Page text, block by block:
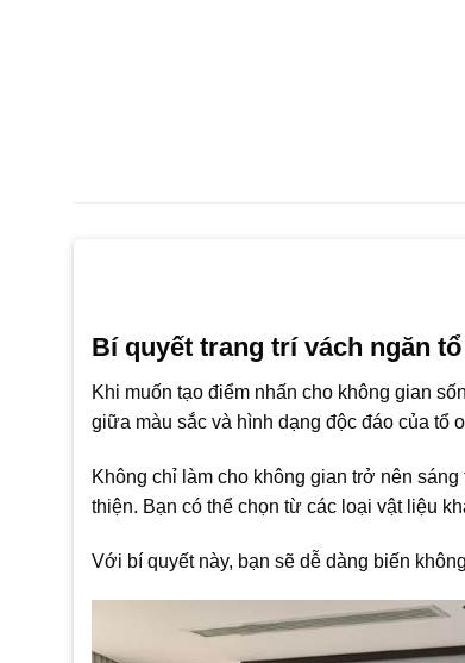
Bí quyết trang trí vách ngăn
Khi muốn tạo điểm nhấn cho không gian
giữa màu sắc và hình dạng độc đáo của tổ
Không chỉ làm cho không gian trở nên
thiện. Bạn có thể chọn từ các loại vật liệu
Với bí quyết này, bạn sẽ dễ dàng biến